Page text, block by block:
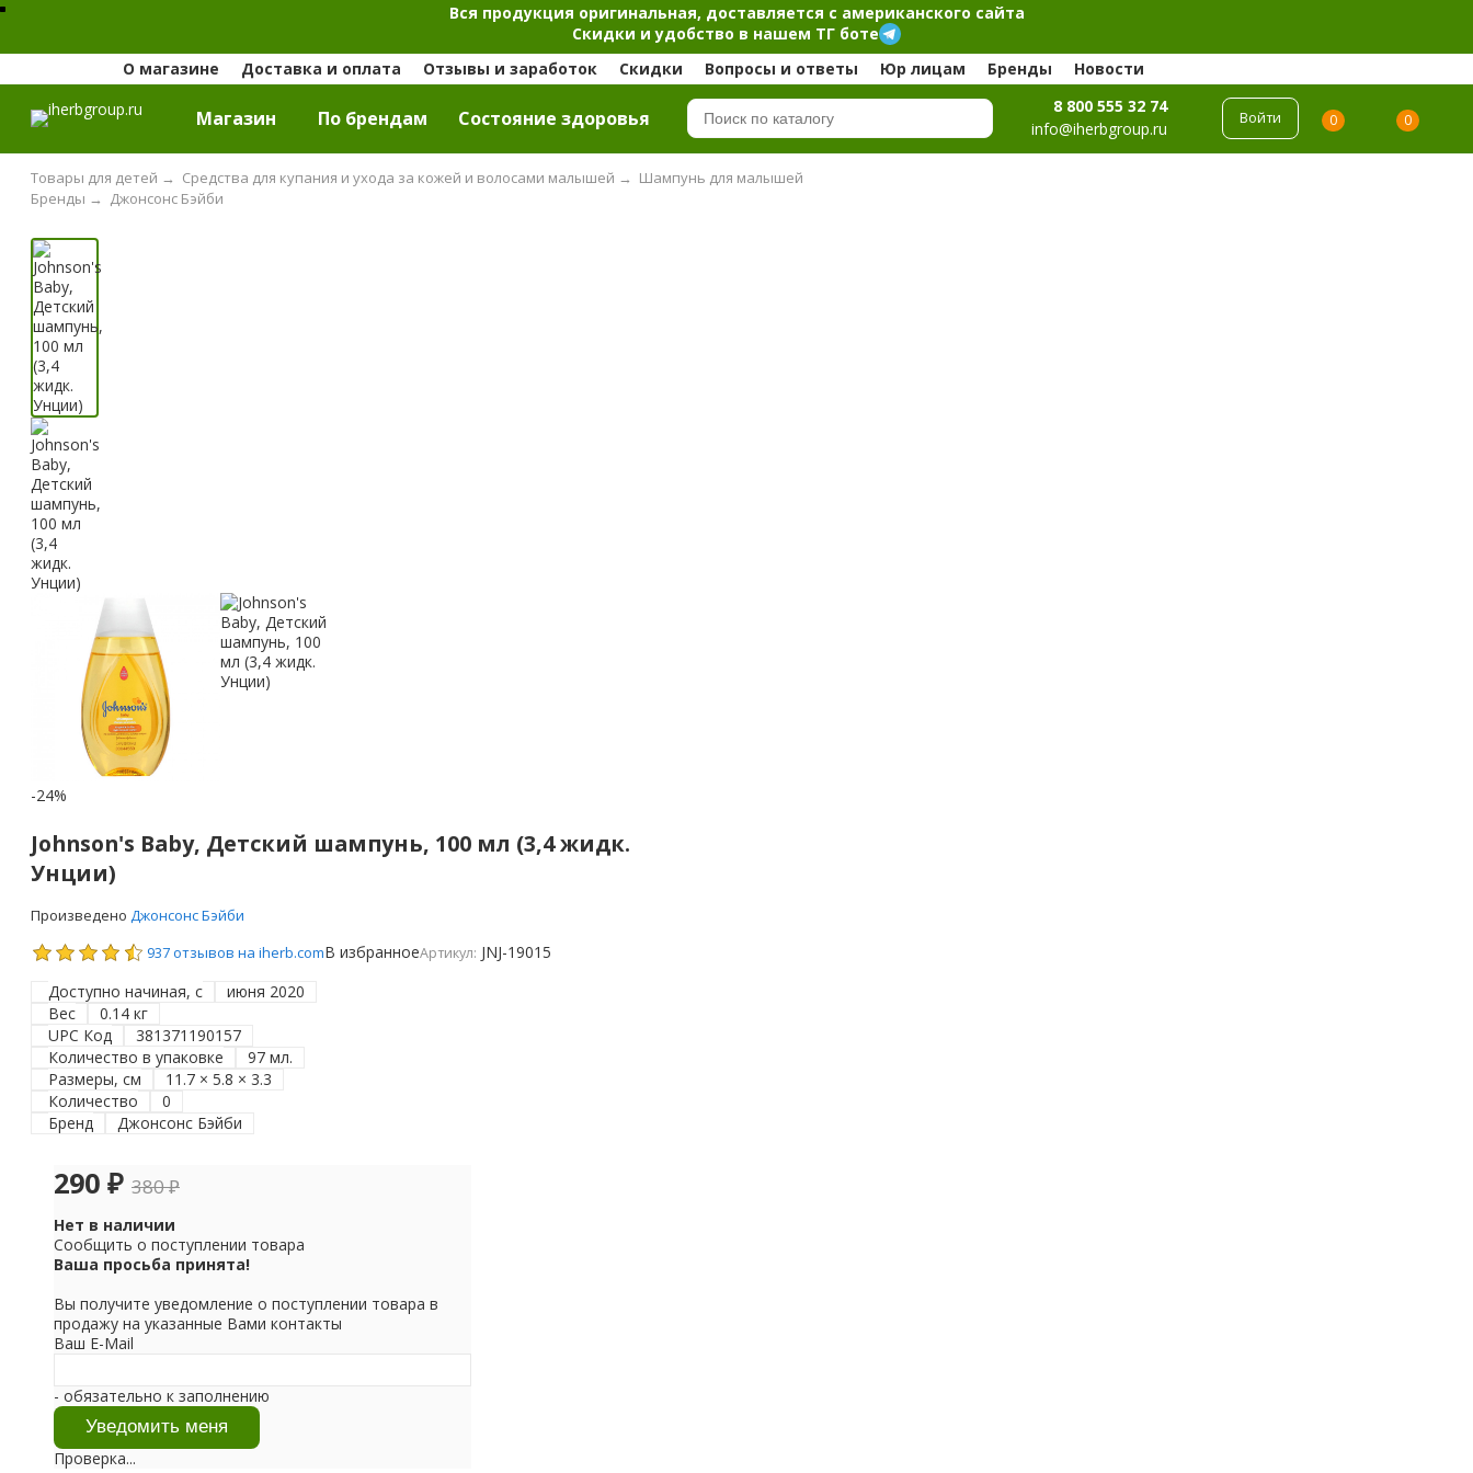
Вся продукция оригинальная, доставляется с американского сайта
Скидки и удобство в нашем ТГ боте
О магазине
Доставка и оплата Отзывы и заработок Скидки Вопросы и ответы Юр лицам Бренды Новости
Магазин По брендам Cостояние здоровья
8 800 555 32 74
info@iherbgroup.ru
Войти 0 0
Товары для детей → Средства для купания и ухода за кожей и волосами малышей → Шампунь для малышей
Джонсонс Бэйби
Бренды →
-24%
Johnson's Baby, Детский шампунь, 100 мл (3,4 жидк.
Унции)
Произведено Джонсонс Бэйби
937 отзывов на iherb.comВ избранноеАртикул: JNJ-19015
Доступно начиная, с
июня 2020
Вес
0.14 кг
UPC Код
381371190157
Количество в упаковке
97 мл.
Размеры, см
11.7 × 5.8 × 3.3
Количество
0
Бренд
Джонсонс Бэйби
290 ₽ 380₽
Нет в наличии
Сообщить о поступлении товара
Ваша просьба принята!
Вы получите уведомление о поступлении товара в
продажу на указанные Вами контакты
Ваш E-Mail
- обязательно к заполнению
Проверка...